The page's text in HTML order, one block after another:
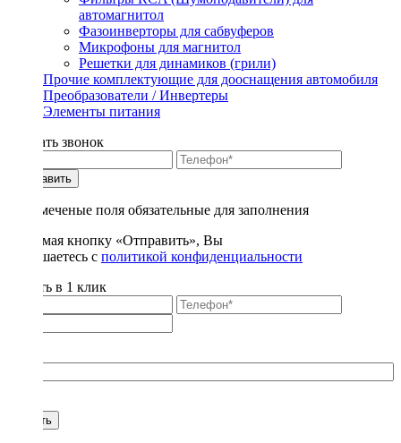
автомагнитол
Фазоинверторы для сабвуферов
Микрофоны для магнитол
Решетки для динамиков (грили)
Прочие комплектующие для дооснащения автомобиля
Преобразователи / Инвертеры
Элементы питания
Заказать звонок
Отправить
* - отмеченые поля обязательные для заполнения
Нажимая кнопку «Отправить», Вы
соглашаетесь с политикой конфиденциальности
Купить в 1 клик
Купить